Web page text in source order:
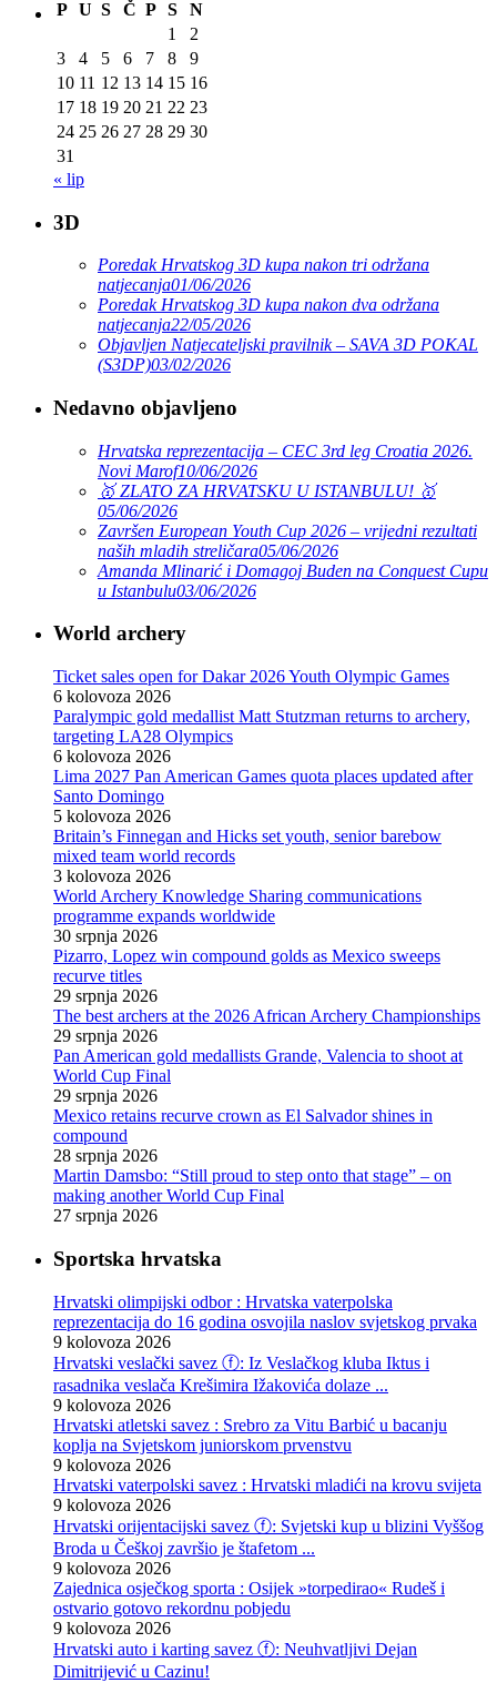
P U S Č P S
N
1
2
3
4 5 6 7 8
9
10 11 12 13 14 15 16
17 18 19 20 21 22 23
24 25 26 27 28 29 30
31
« lip
3D
Poredak Hrvatskog 3D kupa nakon tri održana
natjecanja01/06/2026
Poredak Hrvatskog 3D kupa nakon dva održana
natjecanja22/05/2026
Objavljen Natjecateljski pravilnik – SAVA 3D POKAL
(S3DP)03/02/2026
Nedavno objavljeno
Hrvatska reprezentacija – CEC 3rd leg Croatia 2026.
Novi Marof10/06/2026
🥇 ZLATO ZA HRVATSKU U ISTANBULU! 🥇
05/06/2026
Završen European Youth Cup 2026 – vrijedni rezultati
naših mladih streličara05/06/2026
Amanda Mlinarić i Domagoj Buden na Conquest Cupu
u Istanbulu03/06/2026
World archery
Ticket sales open for Dakar 2026 Youth Olympic Games
6 kolovoza 2026
Paralympic gold medallist Matt Stutzman returns to archery,
targeting LA28 Olympics
6 kolovoza 2026
Lima 2027 Pan American Games quota places updated after
Santo Domingo
5 kolovoza 2026
Britain’s Finnegan and Hicks set youth, senior barebow
mixed team world records
3 kolovoza 2026
World Archery Knowledge Sharing communications
programme expands worldwide
30 srpnja 2026
Pizarro, Lopez win compound golds as Mexico sweeps
recurve titles
29 srpnja 2026
The best archers at the 2026 African Archery Championships
29 srpnja 2026
Pan American gold medallists Grande, Valencia to shoot at
World Cup Final
29 srpnja 2026
Mexico retains recurve crown as El Salvador shines in
compound
28 srpnja 2026
Martin Damsbo: “Still proud to step onto that stage” – on
making another World Cup Final
27 srpnja 2026
Sportska hrvatska
Hrvatski olimpijski odbor : Hrvatska vaterpolska
reprezentacija do 16 godina osvojila naslov svjetskog prvaka
9 kolovoza 2026
Hrvatski veslački savez ⓕ: Iz Veslačkog kluba Iktus i
rasadnika veslača Krešimira Ižakovića dolaze ...
9 kolovoza 2026
Hrvatski atletski savez : Srebro za Vitu Barbić u bacanju
koplja na Svjetskom juniorskom prvenstvu
9 kolovoza 2026
Hrvatski vaterpolski savez : Hrvatski mladići na krovu svijeta
9 kolovoza 2026
Hrvatski orijentacijski savez ⓕ: Svjetski kup u blizini Vyššog
Broda u Češkoj završio je štafetom ...
9 kolovoza 2026
Zajednica osječkog sporta : Osijek »torpedirao« Rudeš i
ostvario gotovo rekordnu pobjedu
9 kolovoza 2026
Hrvatski auto i karting savez ⓕ: Neuhvatljivi Dejan
Dimitrijević u Cazinu!